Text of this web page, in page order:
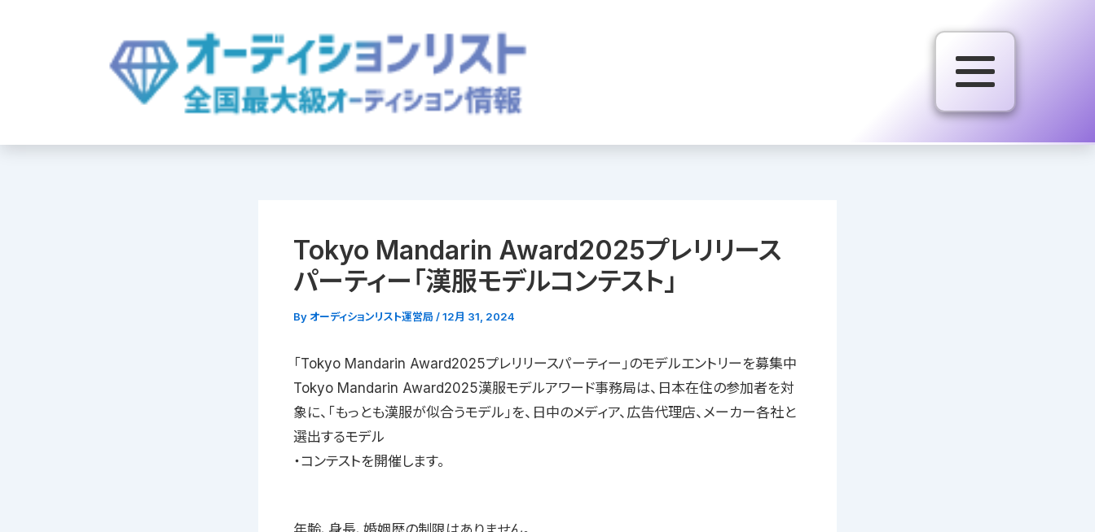
Tokyo Mandarin Award2025プレリリース
パーティー「漢服モデルコンテスト」
By オーディションリスト運営局 /12月 31, 2024
「Tokyo Mandarin Award2025プレリリースパーティー」のモデルエントリーを募集中
Tokyo Mandarin Award2025漢服モデルアワード事務局は、日本在住の参加者を対
象に、「もっとも漢服が似合うモデル」を、日中のメディア、広告代理店、メーカー各社と
選出するモデル
・コンテストを開催します。